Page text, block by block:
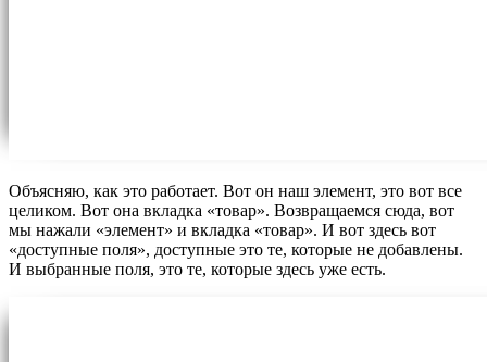
Объясняю, как это работает. Вот он наш элемент, это вот все
целиком. Вот она вкладка «товар». Возвращаемся сюда, вот
мы нажали «элемент» и вкладка «товар». И вот здесь вот
«доступные поля», доступные это те, которые не добавлены.
И выбранные поля, это те, которые здесь уже есть.